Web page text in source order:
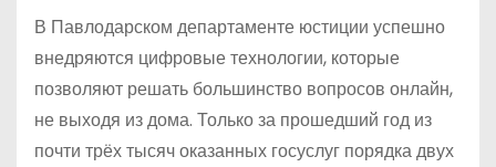
В Павлодарском департаменте юстиции успешно
внедряются цифровые технологии, которые
позволяют решать большинство вопросов онлайн,
не выходя из дома. Только за прошедший год из
почти трёх тысяч оказанных госуслуг порядка двух